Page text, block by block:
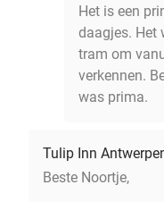
Het is een
daagjes. Het
tram om
verkennen.
was prima.
Tulip Inn
Beste Noortje,